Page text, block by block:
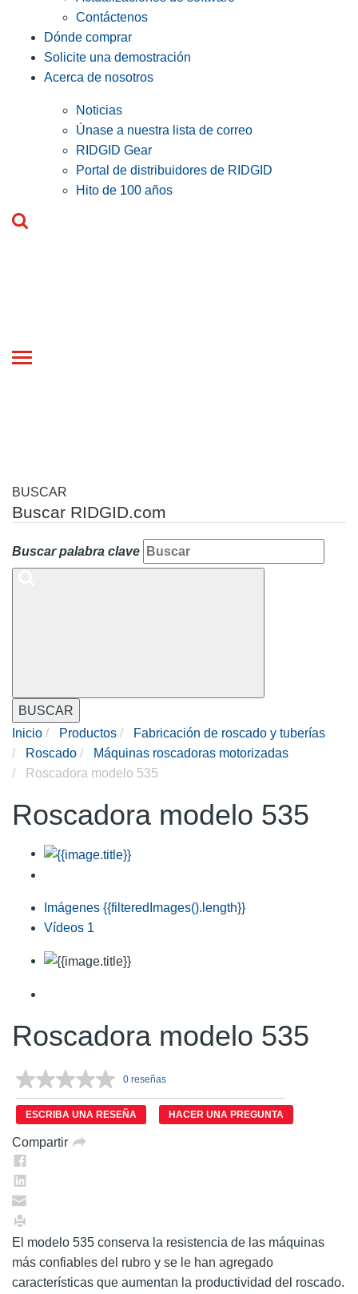
Contáctenos
Dónde comprar
Solicite una demostración
Acerca de nosotros
Noticias
Únase a nuestra lista de correo
RIDGID Gear
Portal de distribuidores de RIDGID
Hito de 100 años
Toggle
BUSCAR
Buscar RIDGID.com
Buscar palabra clave
BUSCAR
Inicio
Productos
Fabricación de roscado y tuberías
Roscado
Máquinas roscadoras motorizadas
Roscadora modelo 535
Roscadora modelo 535
Imágenes {{filteredImages().length}}
Vídeos 1
Roscadora modelo 535
Sin
puntuación.
Enlace
en
0 reseñas
ESCRIBA UNA RESEÑA HACER UNA PREGUNTA
Compartir
El modelo 535 conserva la resistencia de las máquinas
más confiables del rubro y se le han agregado
características que aumentan la productividad del roscado.